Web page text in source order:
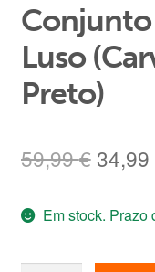
Conjunto
Luso
Preto)
59,99€ O
era:
34,99
Em stock. Prazo